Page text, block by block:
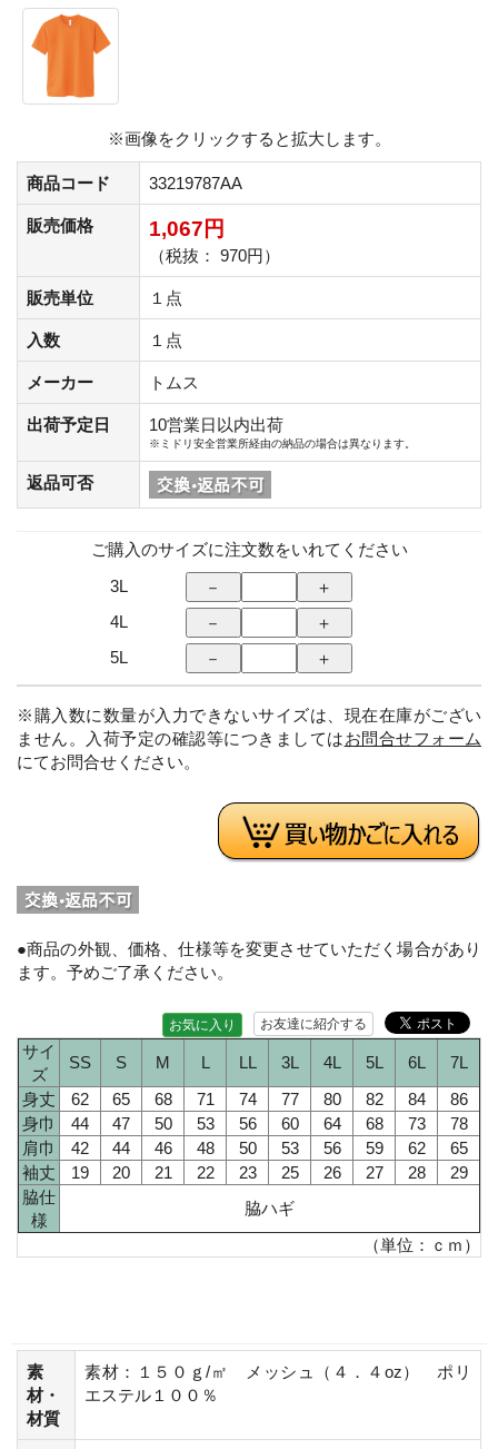
※画像をクリックすると拡大します。
商品コード 33219787AA
販売価格 1,067円
（税抜： 970円）
販売単位 １点
入数 １点
メーカー トムス
出荷予定日 10営業日以内出荷
※ミドリ安全営業所経由の納品の場合は異なります。
返品可否
ご購入のサイズに注文数をいれてください
3L
4L
5L
※購入数に数量が入力できないサイズは、現在在庫がござい
ません。入荷予定の確認等につきましてはお問合せフォーム
にてお問合せください。
●商品の外観、価格、仕様等を変更させていただく場合があり
ます。予めご了承ください。
お友達に紹介する
お気に入り
サイ
ズ
SS S M L LL 3L 4L 5L 6L
7L
身丈
62 65 68 71 74 77 80 82 84
86
身巾
44 47 50 53 56 60 64 68 73
78
肩巾
42 44 46 48 50 53 56 59 62
65
袖丈
19 20 21 22 23 25 26 27 28
29
脇仕
様
脇ハギ
（単位：ｃｍ）
素
材・
材質
素材：１５０ｇ/㎡ メッシュ（４．４oz） ポリ
エステル１００％